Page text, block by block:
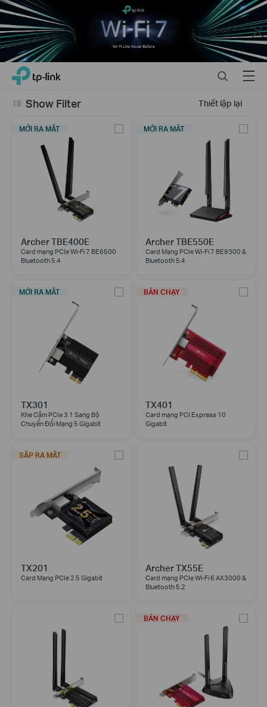
Close
ClickTP-Link, Reliably Smart SearchMenu
Thiết lập lại
Show Filter
MỚI RA MẮT
Archer TBE400E
Card mạng PCIe Wi-Fi 7 BE6500
Bluetooth 5.4
MỚI RA MẮT
Archer TBE550E
Card Mạng PCIe Wi-Fi 7 BE9300 &
Bluetooth 5.4
MỚI RA MẮT
TX301
Khe Cắm PCIe 3.1 Sang Bộ
Chuyển Đổi Mạng 5 Gigabit
BÁN CHẠY
TX401
Card mạng PCI Express 10
Gigabit
SẮP RA MẮT
TX201
Card Mạng PCIe 2.5 Gigabit
Archer TX55E
Card mạng PCIe Wi-Fi 6 AX3000 &
Bluetooth 5.2
BÁN CHẠY